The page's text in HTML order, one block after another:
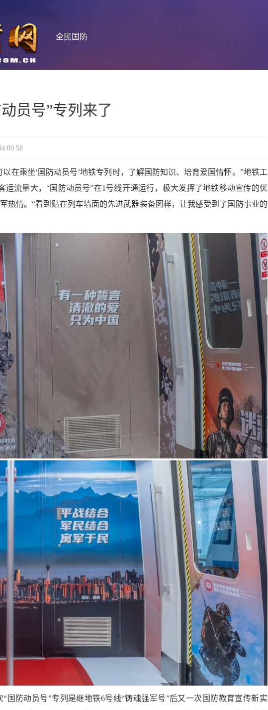
全民国防
员号”专列来了
09:58
在乘坐‘国防动员号’地铁专列时，了解国防知识、培育爱国情怀。”地铁工
流量大，“国防动员号”在1号线开通运行，极大发挥了地铁移动宣传的优
热情。“看到贴在列车墙面的先进武器装备图样，让我感受到了国防事业的
国防动员号”专列是继地铁6号线“铸魂强军号”后又一次国防教育宣传新实